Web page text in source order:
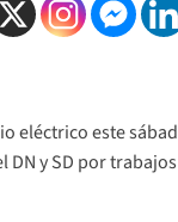
eléctrico este
DN y SD por trabajos